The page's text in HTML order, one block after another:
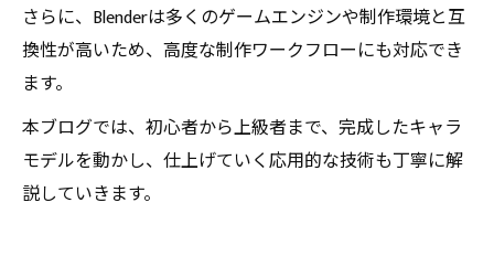
さらに、Blenderは多くのゲームエンジンや制作環境と互
換性が高いため、高度な制作ワークフローにも対応でき
ます。
本ブログでは、初心者から上級者まで、完成したキャラ
モデルを動かし、仕上げていく応用的な技術も丁寧に解
説していきます。